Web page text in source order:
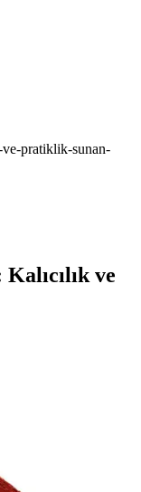
pratiklik-sunan-
ve